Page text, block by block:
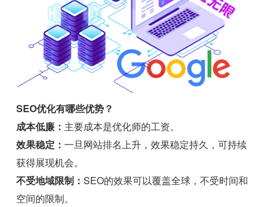
SEO优化有哪些优势？
成本低廉： 主要成本是优化师的工资。
效果稳定：一旦网站排名上升，效果稳定持久，可持续
获得展现机会。
不受地域限制：SEO的效果可以覆盖全球，不受时间和
空间的限制。